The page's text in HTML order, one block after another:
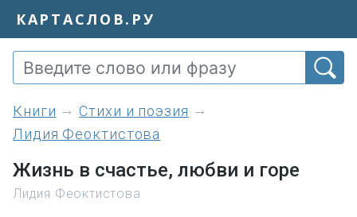
КАРТАСЛОВ.РУ
книги
Стихи и поэзия
Лидия Феоктистова
Жизнь в счастье, любви и горе
Лидия Феоктистова